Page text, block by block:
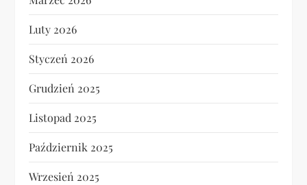
Luty 2026
Styczeń 2026
Grudzień 2025
Listopad 2025
Październik 2025
Wrzesień 2025